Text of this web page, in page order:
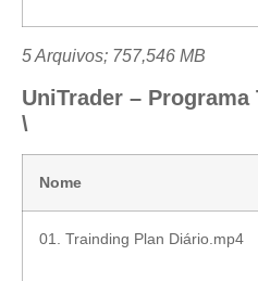
5 Arquivos; 757,546 MB
UniTrader – Programa
\
Nome
01. Trainding Plan Diário.mp4